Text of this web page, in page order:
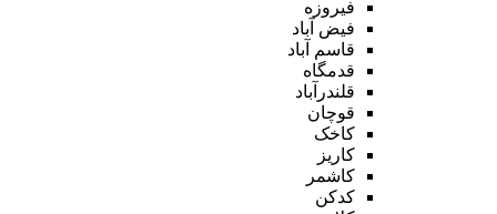
فیروزه
فیض آباد
قاسم آباد
قدمگاه
قلندرآباد
قوچان
کاخک
کاریز
کاشمر
کدکن